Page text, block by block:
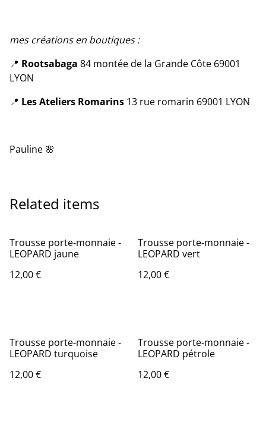
mes créations en boutiques :
📍 Rootsabaga 84 montée de la Grande Côte 69001
LYON
📍 Les Ateliers Romarins 13 rue romarin 69001 LYON
Pauline 🌸
Related items
Trousse porte-monnaie -
LEOPARD jaune
12,00 €
Trousse porte-monnaie -
LEOPARD vert
12,00 €
Trousse porte-monnaie -
LEOPARD turquoise
12,00 €
Trousse porte-monnaie -
LEOPARD pétrole
12,00 €